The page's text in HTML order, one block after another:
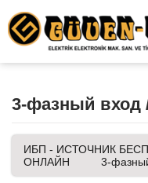
3-фазный
ИБП - ИСТОЧНИК
ОНЛАЙН
3-